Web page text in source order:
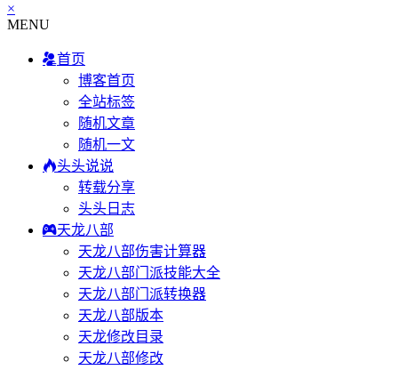
×
MENU
首页
博客首页
全站标签
随机文章
随机一文
头头说说
转载分享
头头日志
天龙八部
天龙八部伤害计算器
天龙八部门派技能大全
天龙八部门派转换器
天龙八部版本
天龙修改目录
天龙八部修改